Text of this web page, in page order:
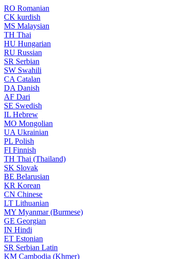
RO Romanian
CK kurdish
MS Malaysian
TH Thai
HU Hungarian
RU Russian
SR Serbian
SW Swahili
CA Catalan
DA Danish
AF Dari
SE Swedish
IL Hebrew
MO Mongolian
UA Ukrainian
PL Polish
FI Finnish
TH Thai (Thailand)
SK Slovak
BE Belarusian
KR Korean
CN Chinese
LT Lithuanian
MY Myanmar (Burmese)
GE Georgian
IN Hindi
ET Estonian
SR Serbian Latin
KM Cambodia (Khmer)